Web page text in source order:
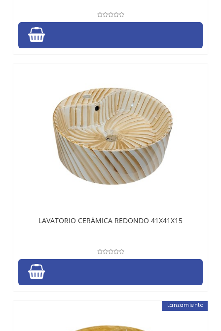
LAVATORIO CERÁMICA REDONDO 41X41X15
Lanzamiento